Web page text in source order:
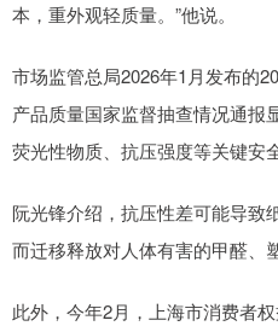
本，重外观轻质量。”他说。
市场监管总局2026年1月发布的
产品质量国家监督抽查情况通报
荧光性物质、抗压强度等关键安
阮光锋介绍，抗压性差可能导致
而迁移释放对人体有害的甲醛、
此外，今年2月，上海市消费者